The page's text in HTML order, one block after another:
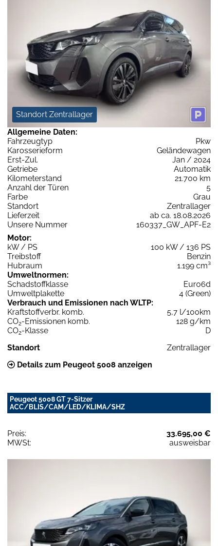
Standort Zentrallager
Allgemeine Daten:
Fahrzeugtyp
Pkw
Karosserieform
Geländewagen
Erst-Zul.
Jan / 2024
Getriebe
Automatik
Kilometerstand
21.700 km
Anzahl der Türen
5
Farbe
Grau
Standort
Zentrallager
Lieferzeit
ab ca. 18.08.2026
Unsere Nummer
160337_GW_APF-E2
Motor:
kW / PS
100 kW / 136 PS
Treibstoff
Benzin
Hubraum
1.199 cm³
Umweltnormen:
Schadstoffklasse
Euro6d
Umweltplakette
4 (Green)
Verbrauch und Emissionen nach WLTP:
Kraftstoffverbr. komb.
5,7 l/100km
CO2-Emissionen komb.
128 g/km
CO2-Klasse
D
Standort
Zentrallager
Details zum Peugeot 5008 anzeigen
Peugeot 5008 GT 7-Sitzer
ACC/BLIS/CAM/LED/KLIMA/SHZ
Preis:
33.695,00 €
MWSt:
ausweisbar